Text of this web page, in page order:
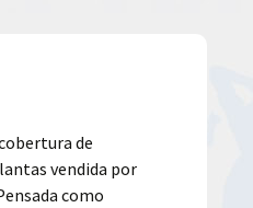
de
vendida por
como